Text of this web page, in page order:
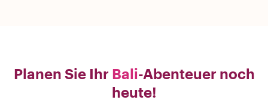
Planen Sie Ihr Bali-Abenteuer noch
heute!